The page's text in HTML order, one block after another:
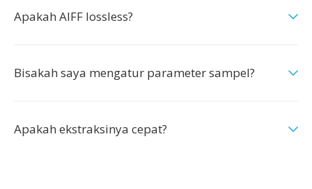
Apakah AIFF lossless?
Bisakah saya mengatur parameter sampel?
Apakah ekstraksinya cepat?